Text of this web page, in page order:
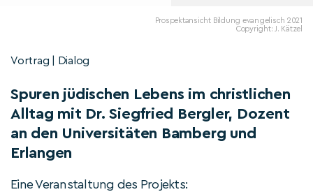
Prospektansicht Bildung evangelisch 2021
Copyright: J. Kätzel
Vortrag | Dialog
Spuren jüdischen Lebens im christlichen
Alltag mit Dr. Siegfried Bergler, Dozent
an den Universitäten Bamberg und
Erlangen
Eine Veranstaltung des Projekts: